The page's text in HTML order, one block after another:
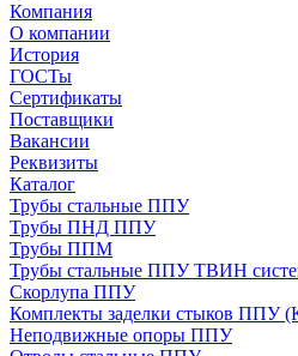
Компания
О компании
История
ГОСТы
Сертификаты
Поставщики
Вакансии
Реквизиты
Каталог
Трубы стальные ППУ
Трубы ПНД ППУ
Трубы ППМ
Трубы стальные ППУ ТВИН
Скорлупа ППУ
Комплекты заделки стыков ППУ
Неподвижные опоры ППУ